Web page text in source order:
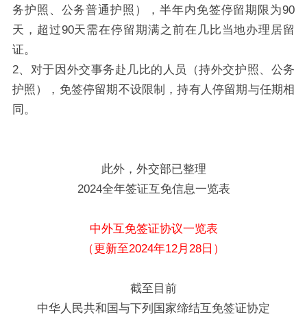
务护照、公务普通护照），半年内免签停留期限为90
天，超过90天需在停留期满之前在几比当地办理居留
证。
2、对于因外交事务赴几比的人员（持外交护照、公务
护照），免签停留期不设限制，持有人停留期与任期相
同。
此外，外交部已整理
2024全年签证互免信息一览表
中外互免签证协议一览表
（更新至2024年12月28日）
截至目前
中华人民共和国与下列国家缔结互免签证协定